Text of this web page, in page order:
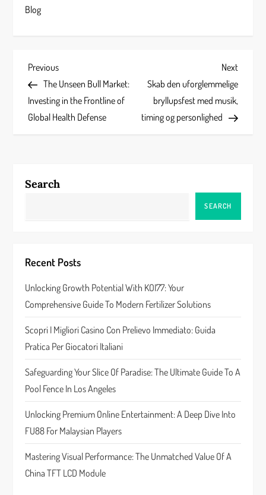
Blog
P
o
s
n
i
g
a
t
i
o
n
Previous
Post
Previous
The Unseen Bull Market:
Investing in the Frontline of
Global Health Defense
Next
Post
Next
Skab den uforglemmelige
bryllupsfest med musik,
timing og personlighed
Search
SEARCH
Recent Posts
Unlocking Growth Potential With KOI77: Your
Comprehensive Guide To Modern Fertilizer Solutions
Scopri I Migliori Casino Con Prelievo Immediato: Guida
Pratica Per Giocatori Italiani
Safeguarding Your Slice Of Paradise: The Ultimate Guide To A
Pool Fence In Los Angeles
Unlocking Premium Online Entertainment: A Deep Dive Into
FU88 For Malaysian Players
Mastering Visual Performance: The Unmatched Value Of A
China TFT LCD Module